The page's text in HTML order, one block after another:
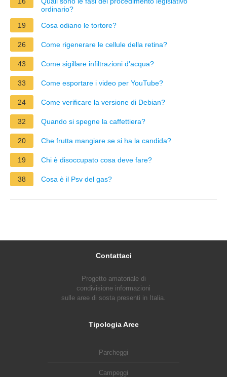
ordinario?
19
Cosa odiano le tortore?
26 Come rigenerare le cellule della retina?
43 Come sigillare infiltrazioni d'acqua?
33 Come esportare i video per YouTube?
24 Come verificare la versione di Debian?
32 Quando si spegne la caffettiera?
20 Che frutta mangiare se si ha la candida?
19 Chi è disoccupato cosa deve fare?
38 Cosa è il Psv del gas?
Contattaci
Progetto amatoriale di
condivisione informazioni
sulle aree di sosta presenti in Italia.
Tipologia Aree
Parcheggi
Campeggi